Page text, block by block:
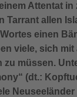
Attentat in
Tarrant allen
einen
viele, sich mit
zu müssen.
(dt.: